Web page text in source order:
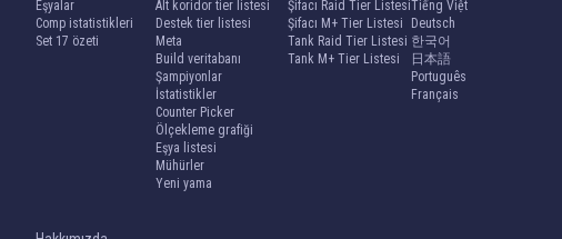
Eşyalar
Comp istatistikleri
Set 17 özeti
Alt koridor tier listesi
Destek tier listesi
Meta
Build veritabanı
Şampiyonlar
İstatistikler
Counter Picker
Ölçekleme grafiği
Eşya listesi
Mühürler
Yeni yama
Şifacı Raid Tier Listesi
Şifacı M+ Tier Listesi
Tank Raid Tier Listesi
Tank M+ Tier Listesi
Tiếng Việt
Deutsch
한국어
日本語
Português
Français